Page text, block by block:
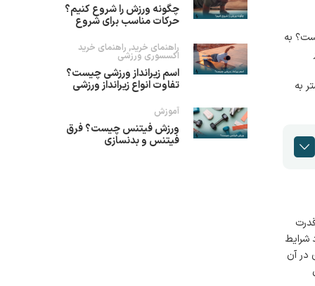
به
به
شرایط
در آن
چگونه ورزش را شروع کنیم؟
حرکات مناسب برای شروع
راهنمای خرید, راهنمای خرید
اکسسوری ورزشی
اسم زیرانداز ورزشی چیست؟
تفاوت انواع زیرانداز ورزشی
آموزش
ورزش فیتنس چیست؟ فرق
فیتنس و بدنسازی